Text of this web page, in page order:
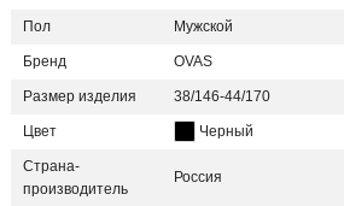
Пол Мужской
Бренд OVAS
Размер изделия 38/146-44/170
Цвет Черный
Страна-
производитель
Россия